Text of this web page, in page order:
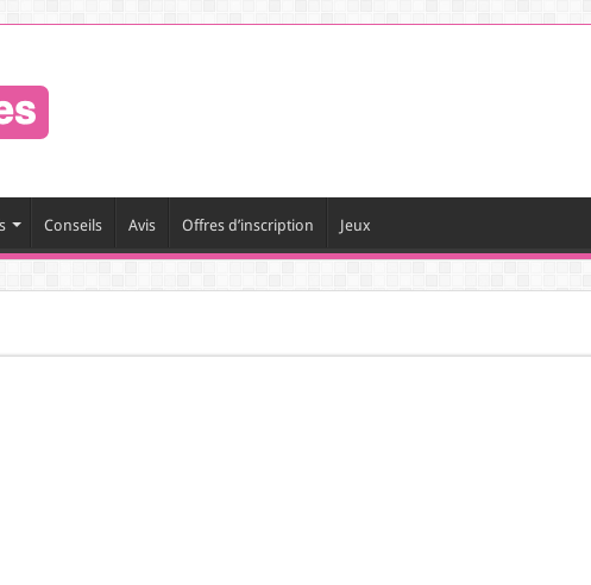
Conseils Avis Offres d’inscription Jeux